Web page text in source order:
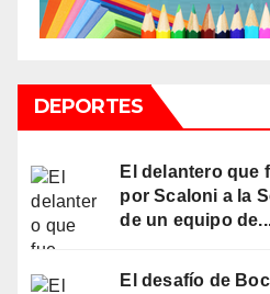
DEPORTES
El delantero que
por Scaloni a la
de un equipo
El desafío de